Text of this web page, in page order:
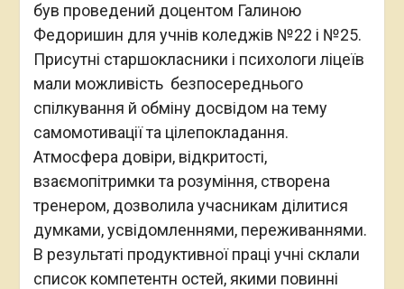
був проведений доцентом Галиною
Федоришин для учнів коледжів №22 і №25.
Присутні старшокласники і психологи ліцеїв
мали можливість безпосереднього
спілкування й обміну досвідом на тему
самомотивації та цілепокладання.
Атмосфера довіри, відкритості,
взаємопітримки та розуміння, створена
тренером, дозволила учасникам ділитися
думками, усвідомленнями, переживаннями.
В результаті продуктивної праці учні склали
список компетентн остей, якими повинні